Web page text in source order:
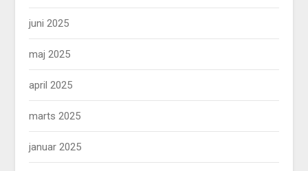
juni 2025
maj 2025
april 2025
marts 2025
januar 2025